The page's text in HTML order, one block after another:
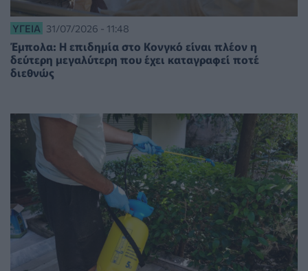
ΥΓΕΊΑ 31/07/2026 - 11:48
Έμπολα: Η επιδημία στο Κονγκό είναι πλέον η
δεύτερη μεγαλύτερη που έχει καταγραφεί ποτέ
διεθνώς